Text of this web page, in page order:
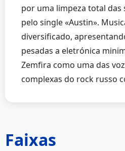
por uma limpeza total das
pelo single «Austin».
diversificado,
pesadas a eletrónica
Zemfira como uma das
complexas do rock russo
Faixas